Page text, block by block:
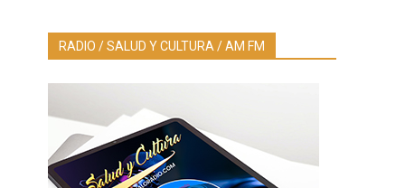
RADIO / SALUD Y CULTURA / AM FM